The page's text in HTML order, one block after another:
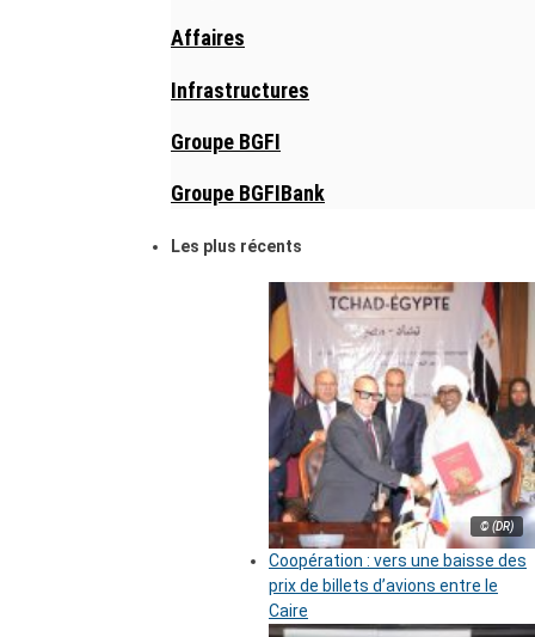
Affaires
Infrastructures
Groupe BGFI
Groupe BGFIBank
Les plus récents
© (DR)
Coopération : vers une baisse des
prix de billets d’avions entre le
Caire